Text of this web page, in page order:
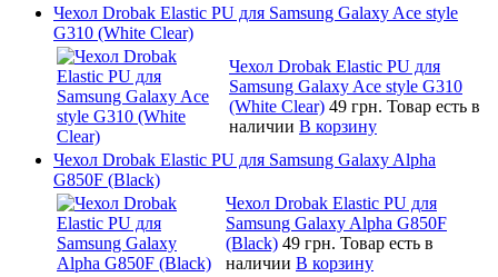
Чехол Drobak Elastic PU для Samsung Galaxy Ace style
G310 (White Clear)
Чехол Drobak Elastic PU для
Samsung Galaxy Ace style G310
(White Clear) 49 грн. Товар есть в
наличии В корзину
Чехол Drobak Elastic PU для Samsung Galaxy Alpha
G850F (Black)
Чехол Drobak Elastic PU для
Samsung Galaxy Alpha G850F
(Black) 49 грн. Товар есть в
наличии В корзину